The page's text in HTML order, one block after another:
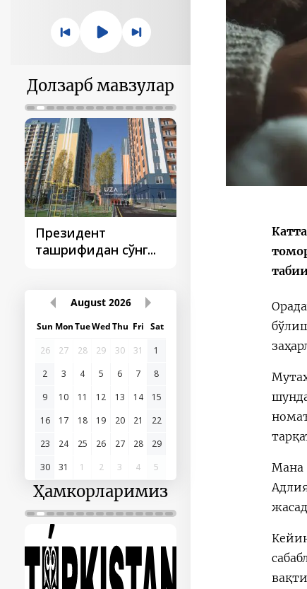
Долзарб мавзулар
Президент
ташрифидан сўнг...
ташрифлари
August 2026
Sun MonTueWedThu Fri Sat
26
27 28 29 30 31
1
2
3 4 5 6 7
8
9
10 11 12 13 14
15
16
17 18 19 20 21
22
23
24 25 26 27 28
29
30
31 1 2 3 4 5
Ҳамкорларимиз
Мана